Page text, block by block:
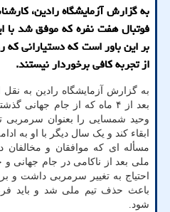
به گزارش آزمایشگاه رادین،
فوتبال هفت نفره که موفق شد با
بر این باور است که دستیارانی
از تجربه کافی برخوردار نیستند.
به گزارش آزمایشگاه رادین به نقل
بعد از ۴ ماه که از جام
وحید شمسایی را بعنوان
ابقاء کند و یک سال دیگر با او به
مسأله ای که موافقان و مخالفان
ملی بعد از ناکامی در جام جهانی
احتیاج به تغییر سرمربی داشت و
باعث حذف تیم ملی شد و باید
شود.